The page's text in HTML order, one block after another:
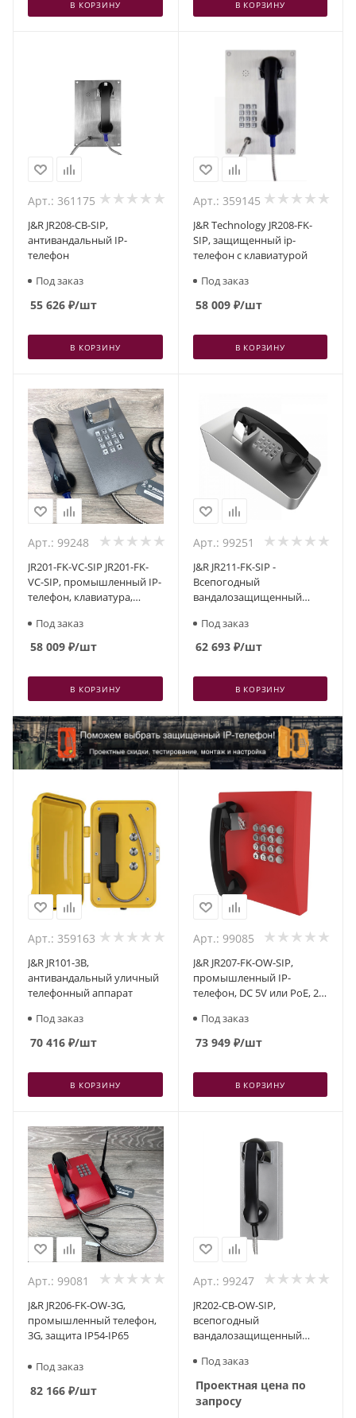
В КОРЗИНУ В КОРЗИНУ
Арт.: 361175
J&R JR208-CB-SIP,
антивандальный IP-
телефон
Под заказ
55 626 ₽/шт
В КОРЗИНУ
Арт.: 359145
J&R Technology JR208-FK-
SIP, защищенный ip-
телефон с клавиатурой
Под заказ
58 009₽/шт
В КОРЗИНУ
Арт.: 99248
JR201-FK-VC-SIP JR201-FK-
VC-SIP, промышленный IP-
телефон, клавиатура,
стальной
Под заказ
58 009 ₽/шт
В КОРЗИНУ
Арт.: 99251
J&R JR211-FK-SIP -
Всепогодный
вандалозащищенный
телефон
Под заказ
62 693₽/шт
В КОРЗИНУ
Арт.: 359163
J&R JR101-3B,
антивандальный уличный
телефонный аппарат
Под заказ
70 416 ₽/шт
В КОРЗИНУ
Арт.: 99085
J&R JR207-FK-OW-SIP,
промышленный IP-
телефон, DC 5V или PoE, 2
Под заказ
73 949₽/шт
В КОРЗИНУ
Арт.: 99081
J&R JR206-FK-OW-3G,
промышленный телефон,
3G, защита IP54-IP65
Под заказ
82 166 ₽/шт
Арт.: 99247
JR202-CB-OW-SIP,
всепогодный
вандалозащищенный
телефон
Под заказ
Проектная цена по
запросу